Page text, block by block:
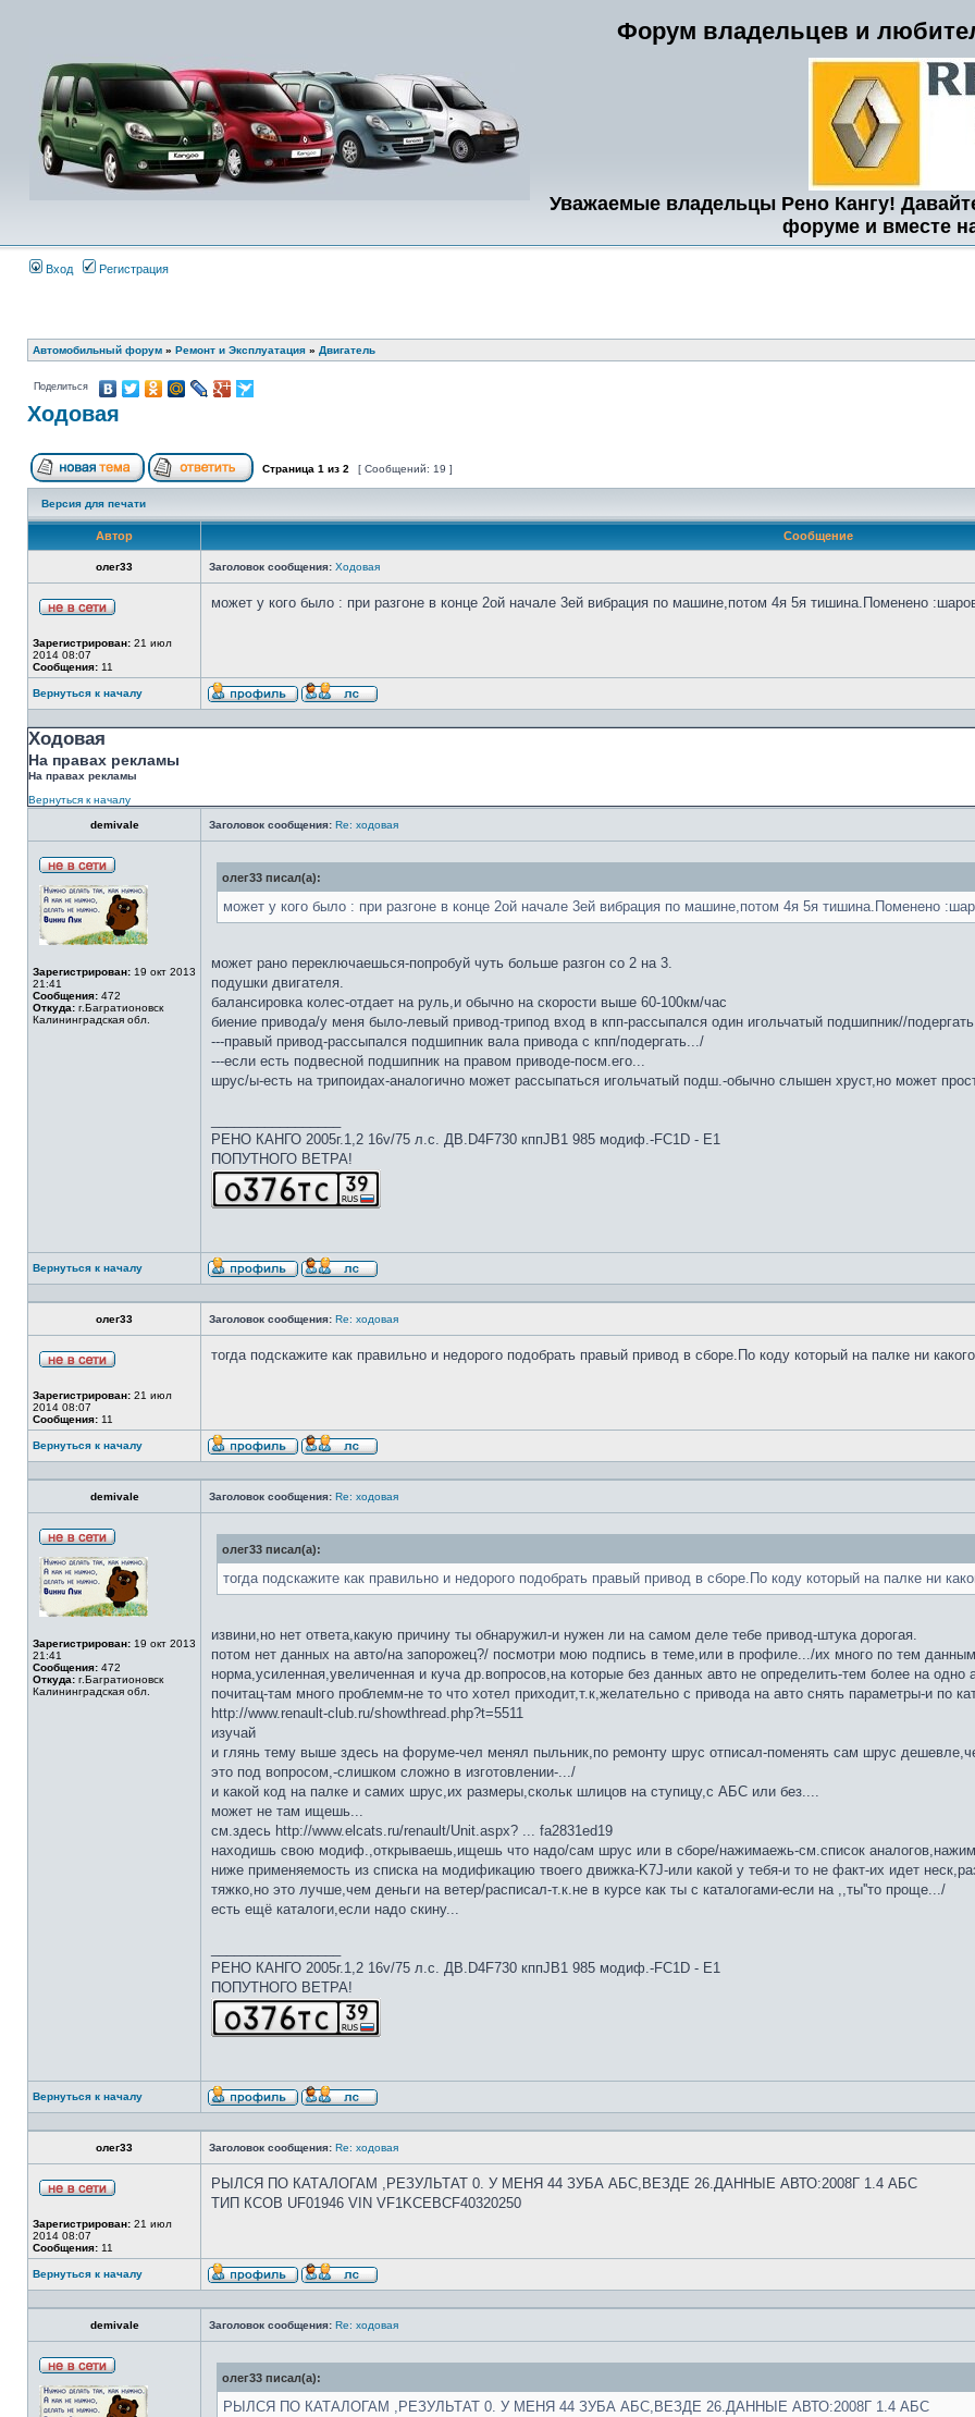
Форум владельцев и
Уважаемые владельцы Рено Кангу!
форуме и вместе
Вход Регистрация
Автомобильный форум » Ремонт и Эксплуатация » Двигатель
Поделиться
Ходовая
Страница 1 из 2 [ Сообщений: 19 ]
Версия для печати
Автор Сообщение
олег33 Заголовок сообщения: Ходовая
Зарегистрирован: 21 июл
2014 08:07
Сообщения: 11
может у кого было : при разгоне в конце 2ой начале 3ей вибрация по машине,потом 4я 5я тишина.Поменено
Вернуться к началу
Ходовая
На правах рекламы
На правах рекламы
Вернуться к началу
demivale Заголовок сообщения: Re: ходовая
Зарегистрирован: 19 окт 2013
21:41
Сообщения: 472
Откуда: г.Багратионовск
Калининградская обл.
олег33 писал(а):
может у кого было : при разгоне в конце 2ой начале 3ей вибрация по машине,потом 4я 5я тишина.Поменено
может рано переключаешься-попробуй чуть больше разгон со 2 на 3.
подушки двигателя.
балансировка колес-отдает на руль,и обычно на скорости выше 60-100км/час
биение привода/у меня было-левый привод-трипод вход в кпп-рассыпался один игольчатый подшипник//
---правый привод-рассыпался подшипник вала привода с кпп/подергать.../
---если есть подвесной подшипник на правом приводе-посм.его...
шрус/ы-есть на трипоидах-аналогично может рассыпаться игольчатый подш.-обычно слышен хруст,но может
РЕНО КАНГО 2005г.1,2 16v/75 л.с. ДВ.D4F730 кппJB1 985 модиф.-FC1D - E1
ПОПУТНОГО ВЕТРА!
Вернуться к началу
олег33 Заголовок сообщения: Re: ходовая
Зарегистрирован: 21 июл
2014 08:07
Сообщения: 11
тогда подскажите как правильно и недорого подобрать правый привод в сборе.По коду который на палке ни
Вернуться к началу
demivale Заголовок сообщения: Re: ходовая
Зарегистрирован: 19 окт 2013
21:41
Сообщения: 472
Откуда: г.Багратионовск
Калининградская обл.
олег33 писал(а):
тогда подскажите как правильно и недорого подобрать правый привод в сборе.По коду который на палке ни
извини,но нет ответа,какую причину ты обнаружил-и нужен ли на самом деле тебе привод-штука дорогая.
потом нет данных на авто/на запорожец?/ посмотри мою подпись в теме,или в профиле.../их много по тем
норма,усиленная,увеличенная и куча др.вопросов,на которые без данных авто не определить-тем более на
почитац-там много проблемм-не то что хотел приходит,т.к,желательно с привода на авто снять параметры-и по
http://www.renault-club.ru/showthread.php?t=5511
изучай
и глянь тему выше здесь на форуме-чел менял пыльник,по ремонту шрус отписал-поменять сам шрус
это под вопросом,-слишком сложно в изготовлении-.../
и какой код на палке и самих шрус,их размеры,скольк шлицов на ступицу,с АБС или без....
может не там ищешь...
см.здесь http://www.elcats.ru/renault/Unit.aspx? ... fa2831ed19
находишь свою модиф.,открываешь,ищешь что надо/сам шрус или в сборе/нажимаежь-см.список
ниже применяемость из списка на модификацию твоего движка-K7J-или какой у тебя-и то не факт-их идет
тяжко,но это лучше,чем деньги на ветер/расписал-т.к.не в курсе как ты с каталогами-если на ,,ты''то проще.../
есть ещё каталоги,если надо скину...
РЕНО КАНГО 2005г.1,2 16v/75 л.с. ДВ.D4F730 кппJB1 985 модиф.-FC1D - E1
ПОПУТНОГО ВЕТРА!
Вернуться к началу
олег33 Заголовок сообщения: Re: ходовая
Зарегистрирован: 21 июл
2014 08:07
Сообщения: 11
РЫЛСЯ ПО КАТАЛОГАМ ,РЕЗУЛЬТАТ 0. У МЕНЯ 44 ЗУБА АБС,ВЕЗДЕ 26.ДАННЫЕ АВТО:2008Г 1.4 АБС
ТИП КСОВ UF01946 VIN VF1KCEBCF40320250
Вернуться к началу
demivale Заголовок сообщения: Re: ходовая
олег33 писал(а):
РЫЛСЯ ПО КАТАЛОГАМ ,РЕЗУЛЬТАТ 0. У МЕНЯ 44 ЗУБА АБС,ВЕЗДЕ 26.ДАННЫЕ АВТО:2008Г 1.4 АБС